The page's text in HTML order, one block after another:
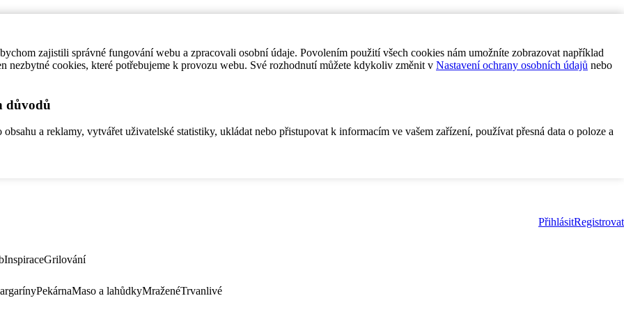
zajistili správné fungování webu a zpracovali osobní údaje. Povolením použití všech cookies nám umožníte zobrazovat například
nezbytné cookies, které potřebujeme k provozu webu. Své rozhodnutí můžete kdykoliv změnit v Nastavení ochrany osobních údajů nebo
důvodů
a reklamy, vytvářet uživatelské statistiky, ukládat nebo přistupovat k informacím ve vašem zařízení, používat přesná data o poloze a
PřihlásitRegistrovat
InspiraceGrilování
PekárnaMaso a lahůdkyMraženéTrvanlivé